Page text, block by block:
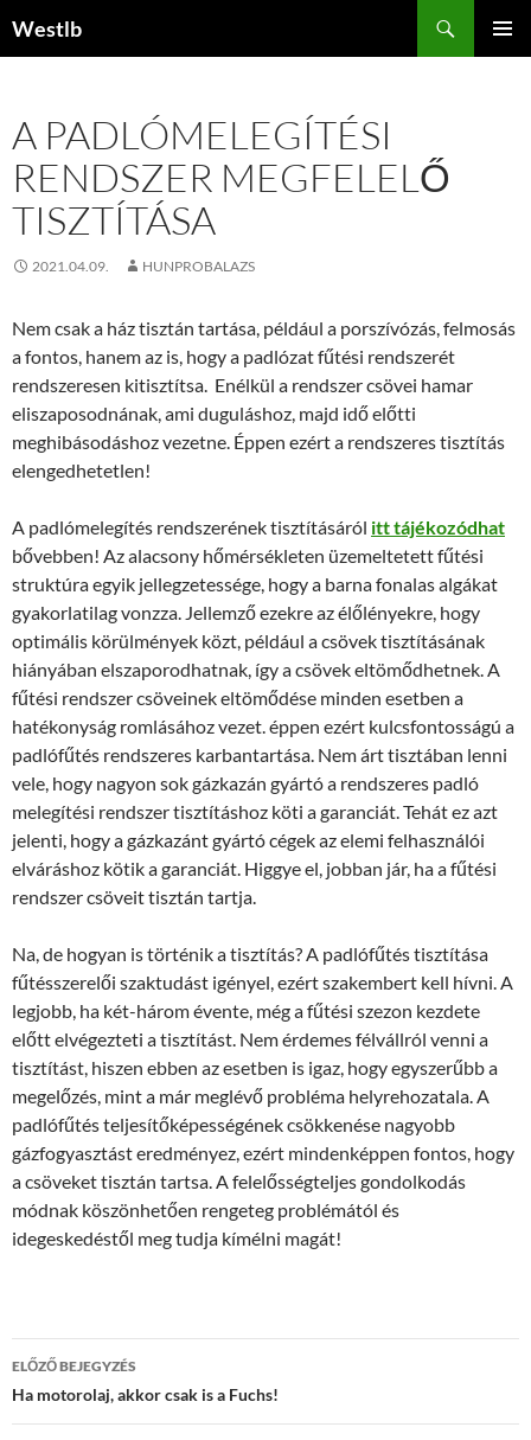
Westlb
A PADLÓMELEGÍTÉSI
RENDSZER MEGFELELŐ
TISZTÍTÁSA
2021.04.09. HUNPROBALAZS
Nem csak a ház tisztán tartása, például a porszívózás, felmosás
a fontos, hanem az is, hogy a padlózat fűtési rendszerét
rendszeresen kitisztítsa. Enélkül a rendszer csövei hamar
eliszaposodnának, ami duguláshoz, majd idő előtti
meghibásodáshoz vezetne. Éppen ezért a rendszeres tisztítás
elengedhetetlen!
A padlómelegítés rendszerének tisztításáról itt tájékozódhat
bővebben! Az alacsony hőmérsékleten üzemeltetett fűtési
struktúra egyik jellegzetessége, hogy a barna fonalas algákat
gyakorlatilag vonzza. Jellemző ezekre az élőlényekre, hogy
optimális körülmények közt, például a csövek tisztításának
hiányában elszaporodhatnak, így a csövek eltömődhetnek. A
fűtési rendszer csöveinek eltömődése minden esetben a
hatékonyság romlásához vezet. éppen ezért kulcsfontosságú a
padlófűtés rendszeres karbantartása. Nem árt tisztában lenni
vele, hogy nagyon sok gázkazán gyártó a rendszeres padló
melegítési rendszer tisztításhoz köti a garanciát. Tehát ez azt
jelenti, hogy a gázkazánt gyártó cégek az elemi felhasználói
elváráshoz kötik a garanciát. Higgye el, jobban jár, ha a fűtési
rendszer csöveit tisztán tartja.
Na, de hogyan is történik a tisztítás? A padlófűtés tisztítása
fűtésszerelői szaktudást igényel, ezért szakembert kell hívni. A
legjobb, ha két-három évente, még a fűtési szezon kezdete
előtt elvégezteti a tisztítást. Nem érdemes félvállról venni a
tisztítást, hiszen ebben az esetben is igaz, hogy egyszerűbb a
megelőzés, mint a már meglévő probléma helyrehozatala. A
padlófűtés teljesítőképességének csökkenése nagyobb
gázfogyasztást eredményez, ezért mindenképpen fontos, hogy
a csöveket tisztán tartsa. A felelősségteljes gondolkodás
módnak köszönhetően rengeteg problémától és
idegeskedéstől meg tudja kímélni magát!
Bejegyzés
navigáció
ELŐZŐ BEJEGYZÉS
Ha motorolaj, akkor csak is a Fuchs!